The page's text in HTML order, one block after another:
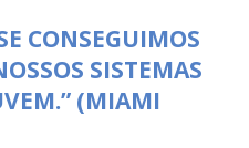
CONSEGUIMOS
SISTEMAS
(MIAMI